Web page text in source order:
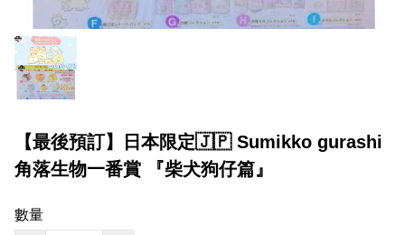
【最後預訂】日本限定🇯🇵 Sumikko gurashi
角落生物一番賞 『柴犬狗仔篇』
數量